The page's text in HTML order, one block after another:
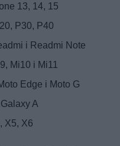
13, 14, 15
P30, P40
i Readmi Note
Mi10 i Mi11
Edge i Moto G
A
X5, X6